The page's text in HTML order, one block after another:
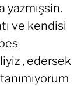
yazmışsin.
ve kendisi
, edersek